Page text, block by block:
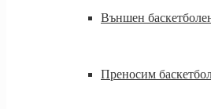
Външен
Преносим